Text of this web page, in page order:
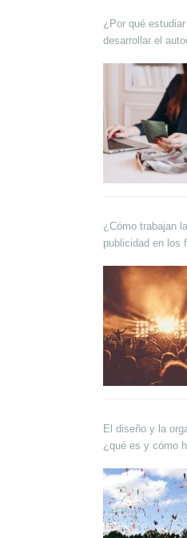
¿Por qué
desarrollar el
¿Cómo trabajan
publicidad en los
El diseño y la
¿qué es y cómo